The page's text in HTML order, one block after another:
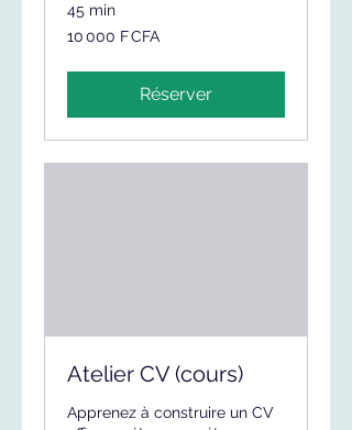
45 min
francs
10 000 F CFA
Réserver
Atelier CV (cours)
Apprenez à construire un CV